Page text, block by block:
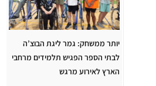
יותר ממשחק: גמר ליגת הבוצ’ה
לבתי הספר הפגיש תלמידים מרחבי
הארץ לאירוע מרגש